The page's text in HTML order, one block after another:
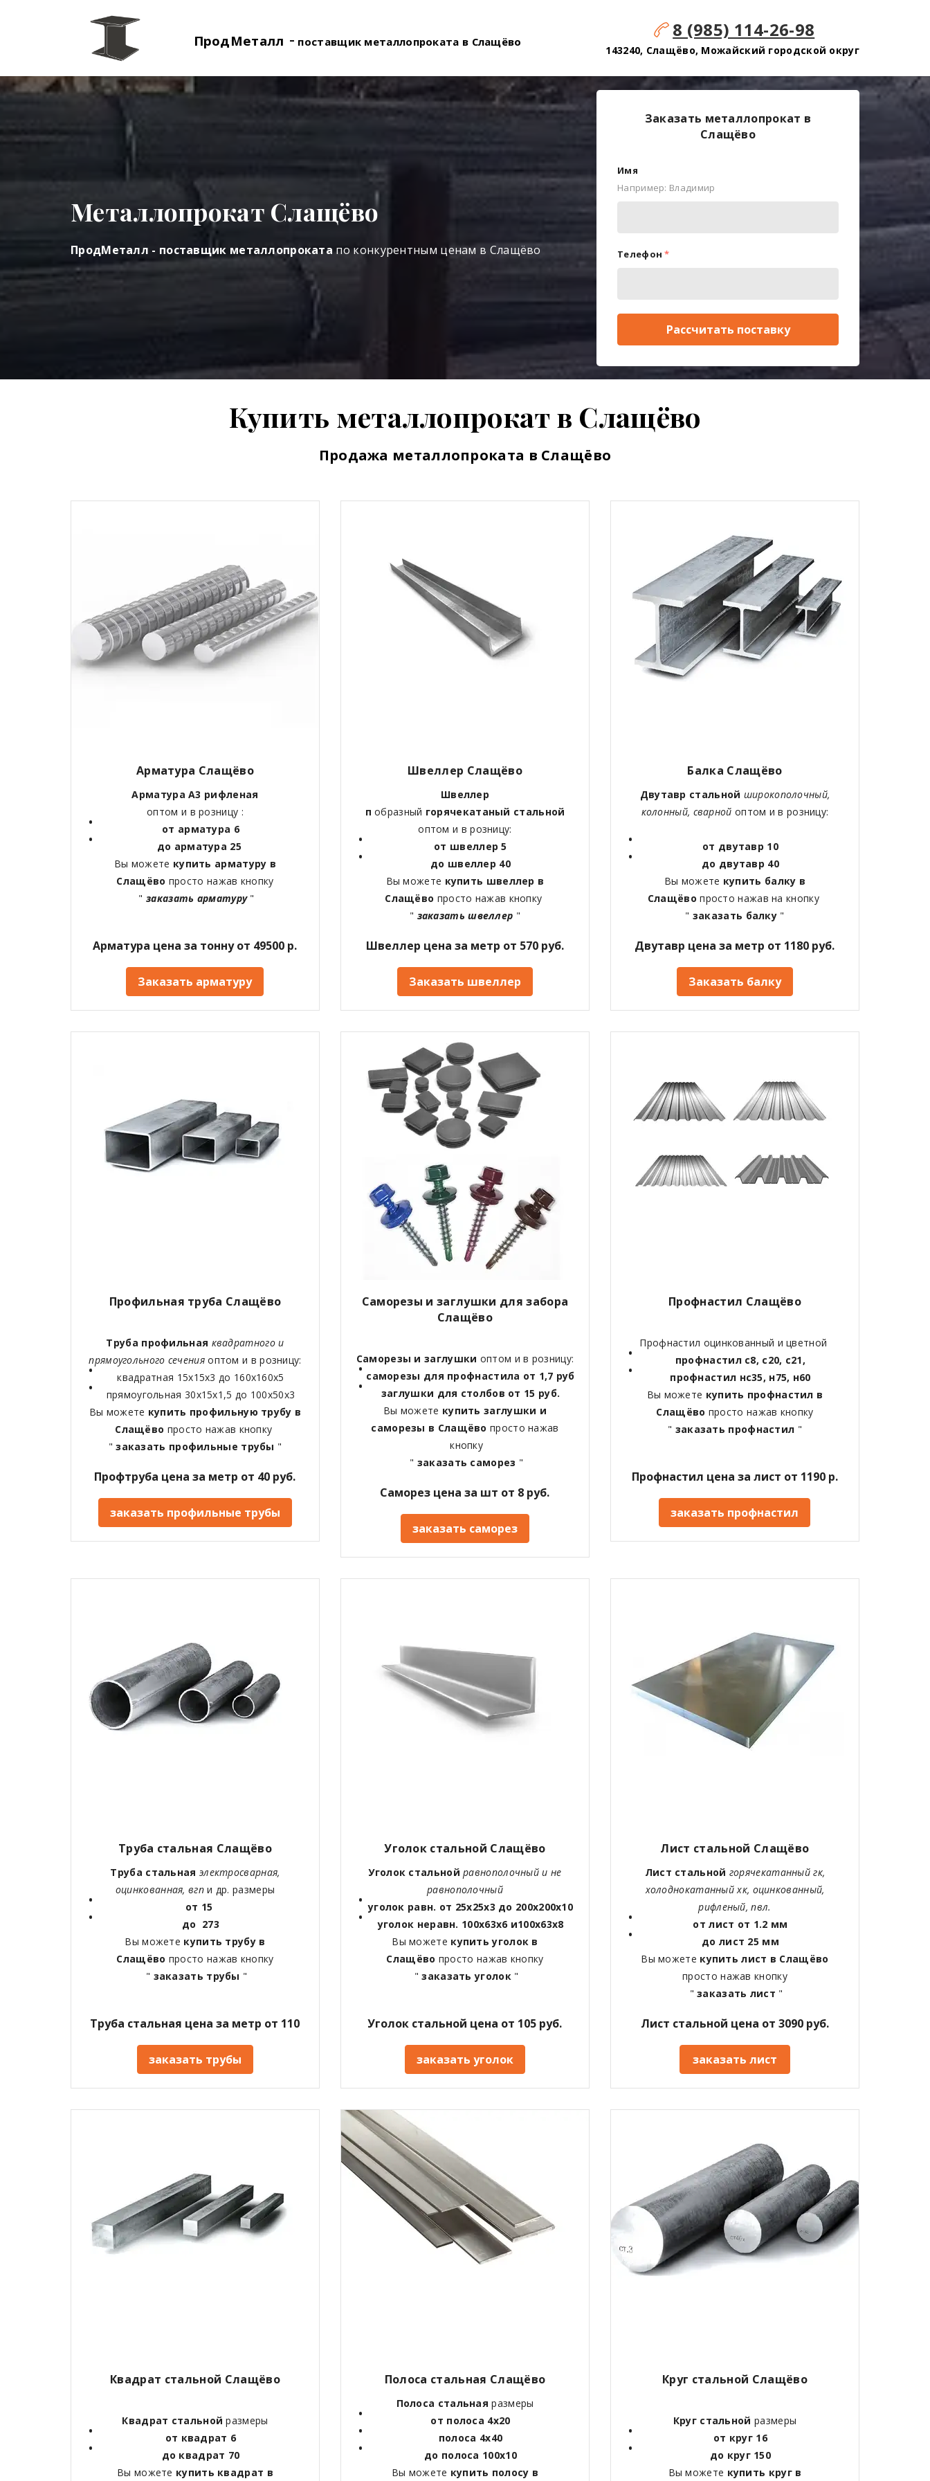
ПродМеталл - поставщик металлопроката в Слащёво
8 (985) 114-26-98
143240, Слащёво, Можайский городской округ
Металлопрокат Слащёво
ПродМеталл - поставщик металлопрокатапо конкурентным ценам в Слащёво
Заказать металлопрокат в
Слащёво
Имя
Например: Владимир
Телефон *
Рассчитать поставку
Купить металлопрокат в Слащёво
Продажа металлопроката в Слащёво
Арматура Слащёво
Арматура А3 рифленая
оптом и в розницу :
от арматура 6
до арматура 25
Вы можете купить арматуру в
Слащёво просто нажав кнопку
"заказать арматуру"
Арматура цена за тонну от 49500 р.
Заказать арматуру
Швеллер Слащёво
Швеллер
побразный горячекатаный стальной
оптом и в розницу:
от швеллер 5
до швеллер 40
Вы можете купить швеллер в
Слащёво просто нажав кнопку
" заказать швеллер "
Швеллер цена за метр от 570 руб.
Заказать швеллер
Балка Слащёво
Двутавр стальной широкополочный,
колонный, сварной оптом и в розницу:
от двутавр 10
до двутавр 40
Вы можете купить балку в
Слащёвопросто нажав на кнопку
" заказать балку "
Двутавр цена за метр от 1180 руб.
Заказать балку
Профильная труба Слащёво
Труба профильная квадратного и
прямоугольного сеченияоптом и в розницу:
квадратная 15х15х3 до 160х160х5
прямоугольная 30х15х1,5 до 100х50х3
Вы можете купить профильную трубу в
Слащёво просто нажав кнопку
"заказать профильные трубы "
Профтруба цена за метр от 40 руб.
заказать профильные трубы
Саморезы и заглушки для забора
Слащёво
Саморезы и заглушки оптом и в розницу:
саморезы для профнастила от 1,7 руб
заглушки для столбов от 15 руб.
Вы можете купить заглушки и
саморезы в Слащёвопросто нажав
кнопку
" заказать саморез "
Саморез цена за шт от 8 руб.
заказать саморез
Профнастил Слащёво
Профнастил оцинкованный и цветной
профнастил с8, с20, с21,
профнастил нс35, н75, н60
Вы можете купить профнастил в
Слащёво просто нажав кнопку
" заказать профнастил "
Профнастил цена за лист от 1190 р.
заказать профнастил
Труба стальная Слащёво
Труба стальная электросварная,
оцинкованная, вгпи др. размеры
от 15
до 273
Вы можете купить трубу в
Слащёво просто нажав кнопку
" заказать трубы "
Труба стальная цена за метр от 110
заказать трубы
Уголок стальной Слащёво
Уголок стальной равнополочный и не
равнополочный
уголок равн. от 25х25х3 до 200х200х10
уголок неравн. 100х63х6 и100х63х8
Вы можете купить уголок в
Слащёво просто нажав кнопку
" заказать уголок"
Уголок стальной цена от 105 руб.
заказать уголок
Лист стальной Слащёво
Лист стальной горячекатанный гк,
холоднокатанный хк, оцинкованный,
рифленый, пвл.
от лист от 1.2 мм
до лист 25 мм
Вы можете купить лист в Слащёво
просто нажав кнопку
"заказать лист "
Лист стальной цена от 3090 руб.
заказать лист
Квадрат стальной Слащёво
Квадрат стальной размеры
от квадрат 6
до квадрат 70
Вы можете купить квадрат в
Полоса стальная Слащёво
Полоса стальная размеры
от полоса 4х20
полоса 4х40
до полоса 100х10
Вы можете купить полосу в
Круг стальной Слащёво
Круг стальной размеры
от круг 16
до круг 150
Вы можете купить круг в